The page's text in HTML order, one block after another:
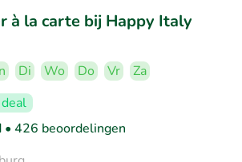
à la carte bij Happy Italy
Di Wo Do Vr
Za
• 426 beoordelingen